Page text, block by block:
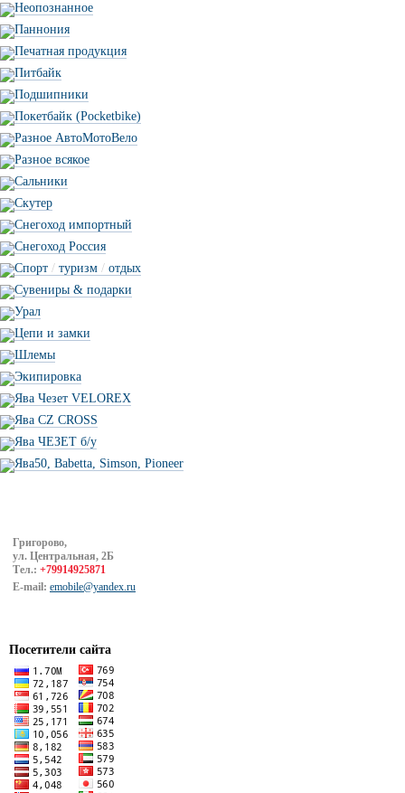
Неопознанное
Паннония
Печатная продукция
Питбайк
Подшипники
Покетбайк (Pocketbike)
Разное АвтоМотоВело
Разное всякое
Сальники
Скутер
Снегоход импортный
Снегоход Россия
Спорт / туризм / отдых
Сувениры & подарки
Урал
Цепи и замки
Шлемы
Экипировка
Ява Чезет VELOREX
Ява CZ CROSS
Ява ЧЕЗЕТ б/у
Ява50, Babetta, Simson, Pioneer
Григорово,
ул. Центральная, 2Б
Тел.: +79914925871
E-mail: emobile@yandex.ru
Посетители сайта